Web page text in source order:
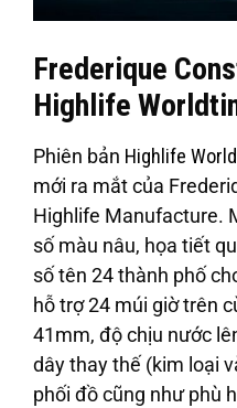
Frederique
Highlife
Phiên bản Highlife
mới ra mắt của
Highlife Manufacture.
số màu nâu, họa tiết
số tên 24 thành phố
hỗ trợ 24 múi giờ trên
41mm, độ chịu nước
dây thay thế (kim loại
phối đồ cũng như phù